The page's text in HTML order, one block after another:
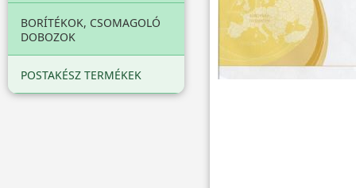
BORÍTÉKOK, CSOMAGOLÓ
DOBOZOK
POSTAKÉSZ TERMÉKEK